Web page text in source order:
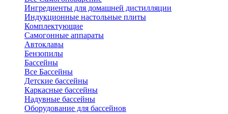
Ингредиенты для домашней дистилляции
Индукционные настольные плиты
Комплектующие
Самогонные аппараты
Автоклавы
Бензопилы
Бассейны
Все Бассейны
Детские бассейны
Каркасные бассейны
Надувные бассейны
Оборудование для бассейнов